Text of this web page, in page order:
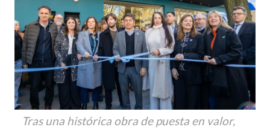
Tras una histórica obra de puesta en valor,